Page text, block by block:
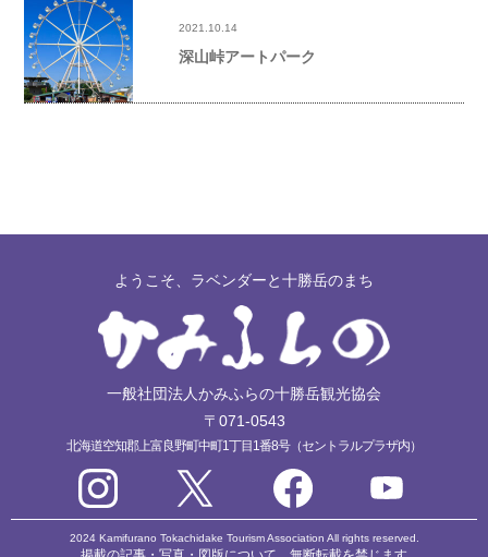
2021.10.14
深山峠アートパーク
ようこそ、ラベンダーと十勝岳のまち
一般社団法人かみふらの十勝岳観光協会
〒071-0543
北海道空知郡上富良野町中町1丁目1番8号（セントラルプラザ内）
2024 Kamifurano Tokachidake Tourism Association All rights reserved.